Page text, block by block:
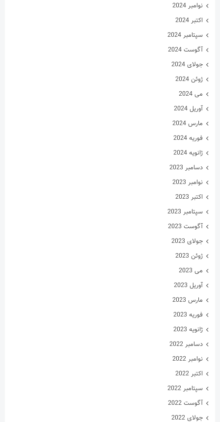
ژوئن 2024
آوریل 2024
مارس 2024
فوریه 2024
ژانویه 2024
دسامبر 2023
نوامبر 2023
اکتبر 2023
سپتامبر 2023
آگوست 2023
جولای 2023
ژوئن 2023
آوریل 2023
مارس 2023
فوریه 2023
ژانویه 2023
دسامبر 2022
نوامبر 2022
اکتبر 2022
سپتامبر 2022
آگوست 2022
جولای 2022
ژوئن 2022
آوریل 2022
مارس 2022